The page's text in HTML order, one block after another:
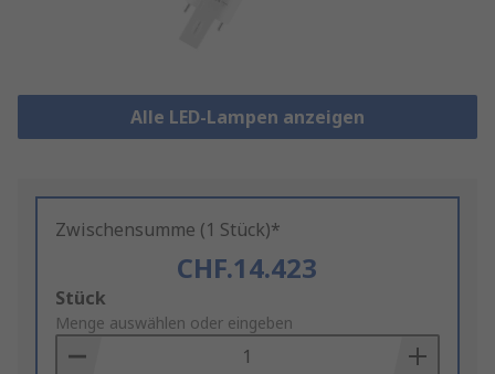
Alle LED-Lampen anzeigen
Zwischensumme (1 Stück)*
CHF.14.423
Add
to
Basket
Stück
Menge auswählen oder eingeben